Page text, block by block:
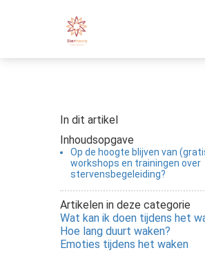
In dit artikel
Inhoudsopgave
Op de hoogte blijven van
workshops en trainingen over
stervensbegeleiding?
Artikelen in deze categorie
Wat kan ik doen tijdens het
Hoe lang duurt waken?
Emoties tijdens het waken